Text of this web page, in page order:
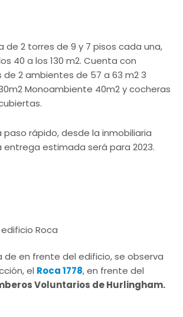
de 2 torres de 9 y 7 pisos cada una,
40 a los 130 m2. Cuenta con
2 ambientes de 57 a 63 m2 3
Monoambiente 40m2 y cocheras
paso rápido, desde la inmobiliaria
entrega estimada será para 2023.
de en frente del edificio, se observa
el Roca 1778, en frente del
Voluntarios de Hurlingham.